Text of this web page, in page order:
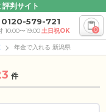
判サイト
0120-579-721
10:00〜19:00土日祝OK 0
年金で入れる 新潟県
件